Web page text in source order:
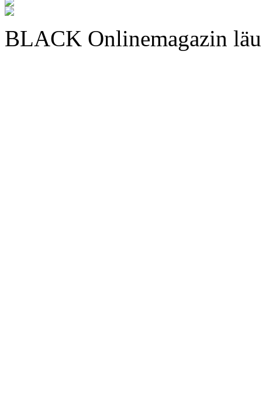
BLACK Onlinemagazin